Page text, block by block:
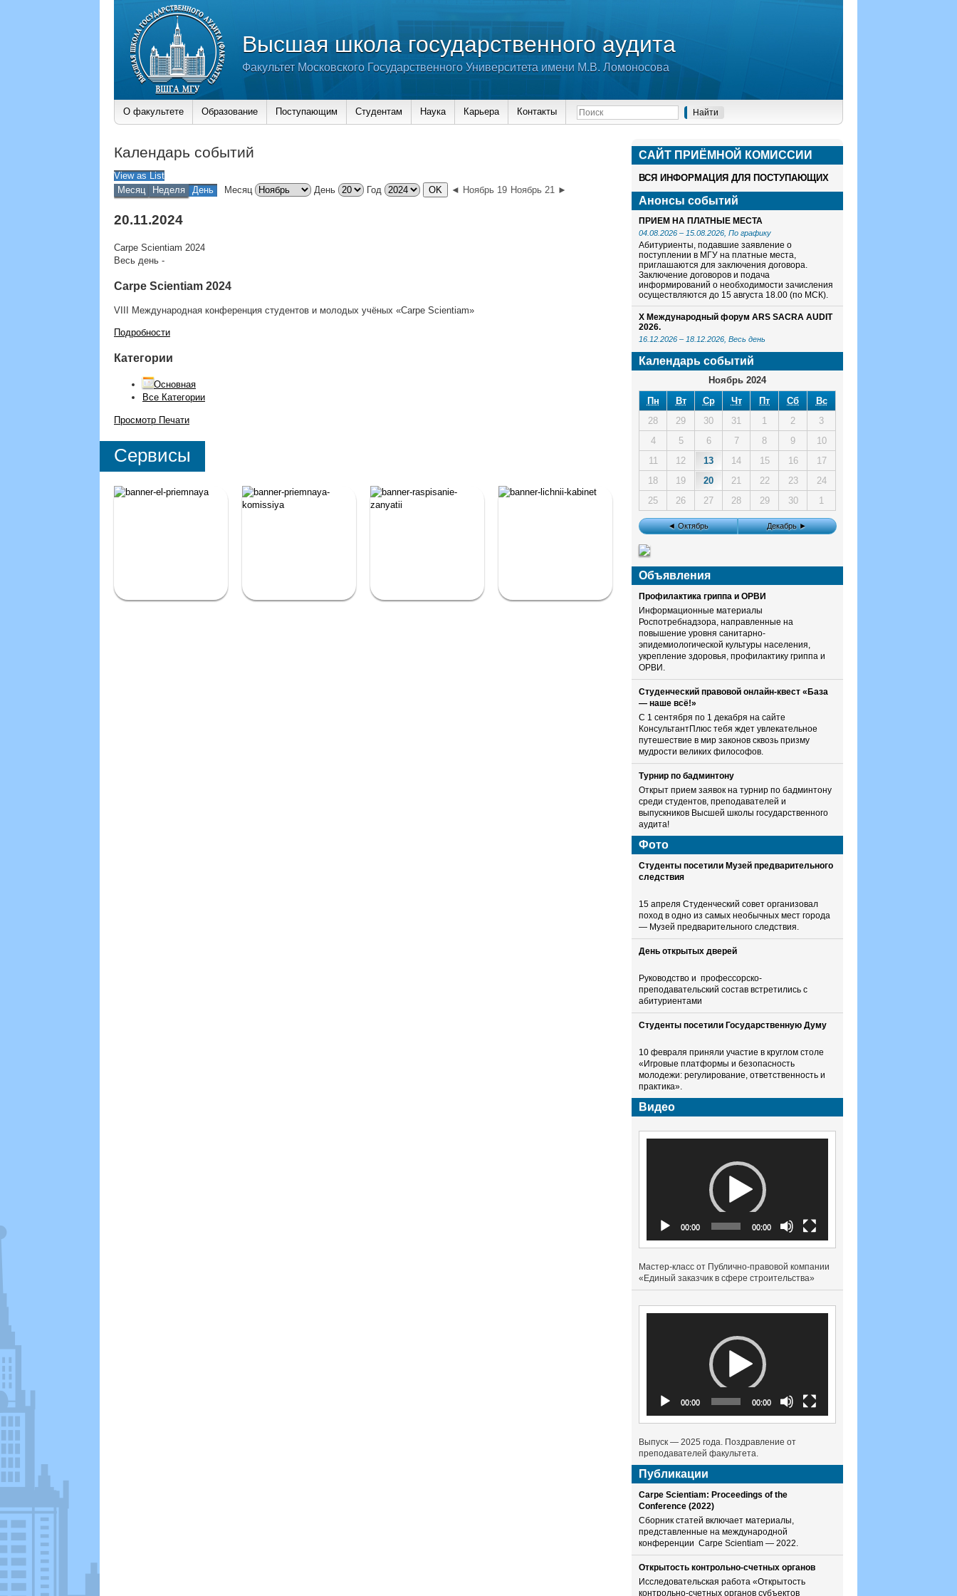
Высшая школа государственного аудита
Факультет Московского Государственного Университета имени М.В. Ломоносова
О факультете Образование Поступающим Студентам Наука Карьера Контакты
Календарь событий
View asList
Месяц
Неделя День Месяц День Год ◄ Ноябрь 19 Ноябрь 21 ►
20.11.2024
Carpe Scientiam 2024
Весь день -
Carpe Scientiam 2024
VIII Международная конференция студентов и молодых учёных «Carpe Scientiam»
Подробности
Категории
Основная
Все Категории
Просмотр Печати
Сервисы
САЙТ ПРИЁМНОЙ КОМИСCИИ
ВСЯ ИНФОРМАЦИЯ ДЛЯ ПОСТУПАЮЩИХ
Анонсы событий
ПРИЕМ НА ПЛАТНЫЕ МЕСТА
04.08.2026 – 15.08.2026 , По графику
Абитуриенты, подавшие заявление о
поступлении в МГУ на платные места,
приглашаются для заключения договора.
Заключение договоров и подача
информирований о необходимости зачисления
осуществляются до 15 августа 18.00 (по МСК).
X Международный форум ARS SACRA AUDIT
2026.
16.12.2026 – 18.12.2026 , Весь день
Календарь событий
Ноябрь 2024
Пн
Вт Ср Чт Пт Сб
Вс
28
29 30 31 1 2
3
4
5 6 7 8 9
10
11
12 13 14 15 16
17
18
19 20 21 22 23
24
25
26 27 28 29 30 1
◄ Октябрь Декабрь ►
Объявления
Профилактика гриппа и ОРВИ
Информационные материалы
Роспотребнадзора, направленные на
повышение уровня санитарно-
эпидемиологической культуры населения,
укрепление здоровья, профилактику гриппа и
ОРВИ.
Студенческий правовой онлайн-квест «База
— наше всё!»
С 1 сентября по 1 декабря на сайте
КонсультантПлюс тебя ждет увлекательное
путешествие в мир законов сквозь призму
мудрости великих философов.
Турнир по бадминтону
Открыт прием заявок на турнир по бадминтону
среди студентов, преподавателей и
выпускников Высшей школы государственного
аудита!
Фото
Студенты посетили Музей предварительного
следствия
15 апреля Студенческий совет организовал
поход в одно из самых необычных мест города
— Музей предварительного следствия.
День открытых дверей
Руководство и профессорско-
преподавательский состав встретились с
абитуриентами
Студенты посетили Государственную Думу
10 февраля приняли участие в круглом столе
«Игровые платформы и безопасность
молодежи: регулирование, ответственность и
практика».
Видео
00:00 00:00
Мастер-класс от Публично-правовой компании
«Единый заказчик в сфере строительства»
00:00 00:00
Выпуск — 2025 года. Поздравление от
преподавателей факультета.
Публикации
Carpe Scientiam: Proceedings of the
Conference (2022)
Сборник статей включает материалы,
представленные на международной
конференции Carpe Scientiam — 2022.
Открытость контрольно-счетных органов
Исследовательская работа «Открытость
контрольно-счетных органов субъектов